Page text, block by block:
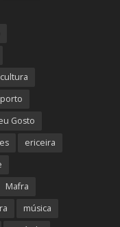
cultura
Gosto
ericeira
Mafra
música